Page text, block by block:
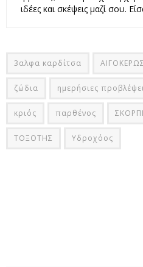
ιδέες και σκέψεις μαζί σου.
3αλφα καρδίτσα ΑΙΓΟΚΕΡΩΣ
ζώδια ημερήσιες
κριός παρθένος
ΤΟΞΟΤΗΣ Υδροχόος